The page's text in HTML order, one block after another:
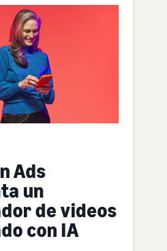
Ads
un
de videos
con IA